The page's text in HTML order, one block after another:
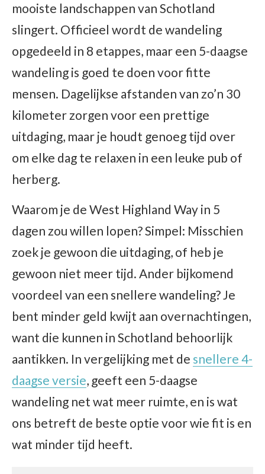
mooiste landschappen van Schotland
slingert. Officieel wordt de wandeling
opgedeeld in 8 etappes, maar een 5-daagse
wandeling is goed te doen voor fitte
mensen. Dagelijkse afstanden van zo’n 30
kilometer zorgen voor een prettige
uitdaging, maar je houdt genoeg tijd over
om elke dag te relaxen in een leuke pub of
herberg.
Waarom je de West Highland Way in 5
dagen zou willen lopen? Simpel: Misschien
zoek je gewoon die uitdaging, of heb je
gewoon niet meer tijd. Ander bijkomend
voordeel van een snellere wandeling? Je
bent minder geld kwijt aan overnachtingen,
want die kunnen in Schotland behoorlijk
aantikken. In vergelijking met de snellere 4-
daagse versie, geeft een 5-daagse
wandeling net wat meer ruimte, en is wat
ons betreft de beste optie voor wie fit is en
wat minder tijd heeft.